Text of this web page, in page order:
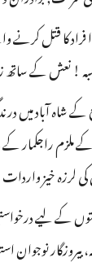
تلنگانہ : شاہ آباد میں 6 ا
! نعش کے ساتھ
شاہ آباد میں
لرزہ خیز واردات
بیروزگار نوجوان